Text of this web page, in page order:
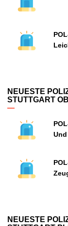
NEUESTE
STUTTGART
NEUESTE